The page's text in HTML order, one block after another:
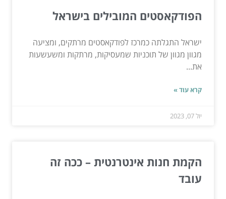
הפודקאסטים המובילים בישראל
ישראל התגלתה כמרכז לפודקאסטים מרתקים, ומציעה
מגוון מגוון של תוכניות שמעסיקות, מרתקות ומשעשעות
את...
קרא עוד »
יול 07, 2023
הקמת חנות אינטרנטית – ככה זה
עובד